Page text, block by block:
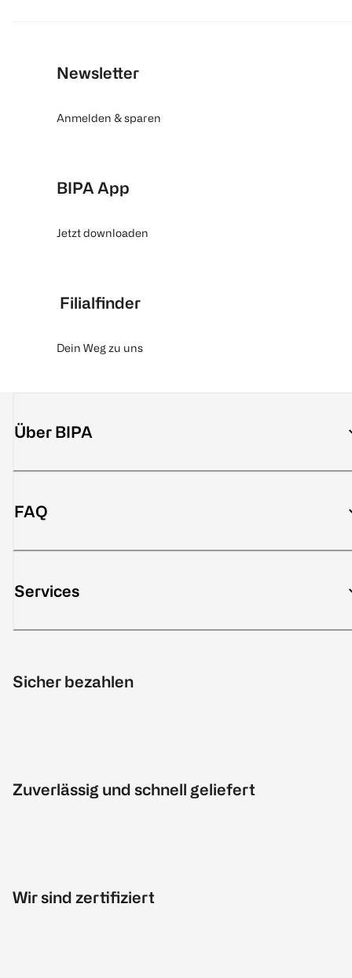
Newsletter
Anmelden & sparen
BIPA App
Jetzt downloaden
Filialfinder
Dein Weg zu uns
Über BIPA
FAQ
Services
Sicher bezahlen
Zuverlässig und schnell geliefert
Wir sind zertifiziert